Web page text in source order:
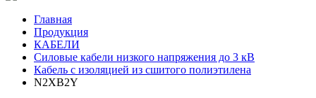
Главная
Продукция
КАБЕЛИ
Силовые кабели низкого напряжения до 3 кВ
Кабель с изоляцией из сшитого полиэтилена
N2XB2Y